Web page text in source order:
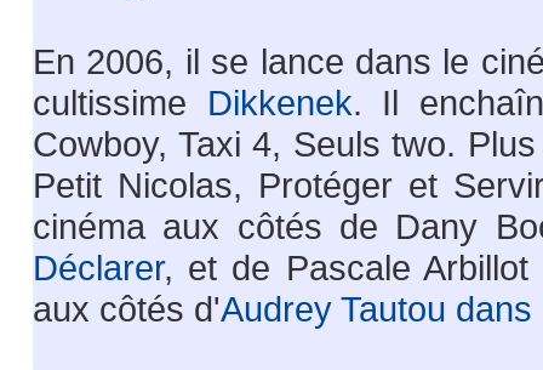
En 2006, il se lance dans le
cultissime Dikkenek. Il
Cowboy, Taxi 4, Seuls two.
Petit Nicolas, Protéger et
cinéma aux côtés de Dany
Déclarer, et de Pascale
aux côtés d'Audrey Tautou